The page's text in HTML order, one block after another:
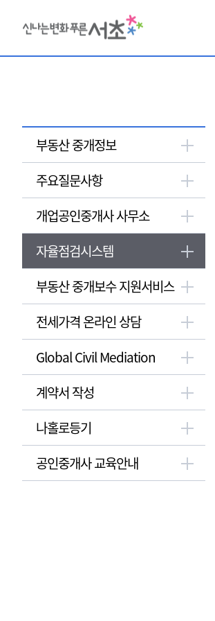
부동산 중개정보
주요질문사항
개업공인중개사 사무소
자율점검시스템
부동산 중개보수 지원서비스
전세가격 온라인 상담
Global Civil Mediation
계약서 작성
나홀로등기
공인중개사 교육안내